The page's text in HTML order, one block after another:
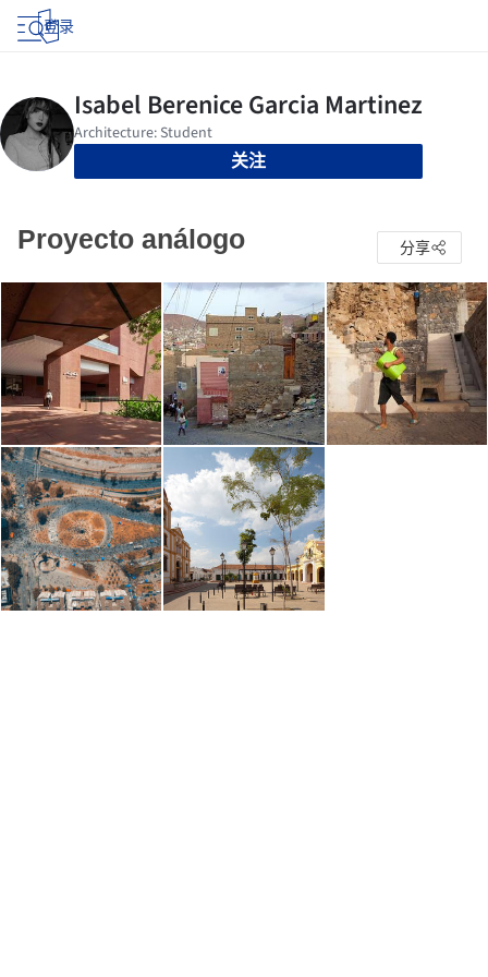
登录
关注
Proyecto análogo 分享